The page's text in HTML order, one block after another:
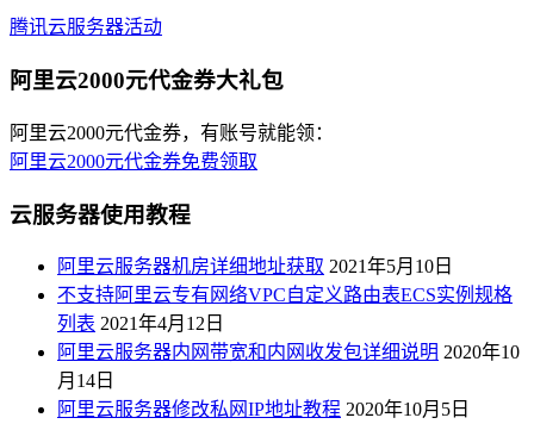
腾讯云服务器活动
阿里云2000元代金券大礼包
阿里云2000元代金券，有账号就能领：
阿里云2000元代金券免费领取
云服务器使用教程
阿里云服务器机房详细地址获取 2021年5月10日
不支持阿里云专有网络VPC自定义路由表ECS实例规格
列表 2021年4月12日
阿里云服务器内网带宽和内网收发包详细说明 2020年10
月14日
阿里云服务器修改私网IP地址教程 2020年10月5日